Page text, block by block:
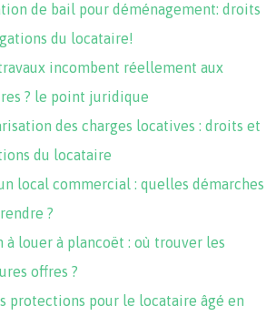
de bail pour déménagement: droits
du locataire!
incombent réellement aux
? le point juridique
des charges locatives : droits et
du locataire
local commercial : quelles démarches
?
à louer à plancoët : où trouver les
offres ?
protections pour le locataire âgé en